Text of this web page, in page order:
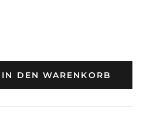
IN DEN WARENKORB